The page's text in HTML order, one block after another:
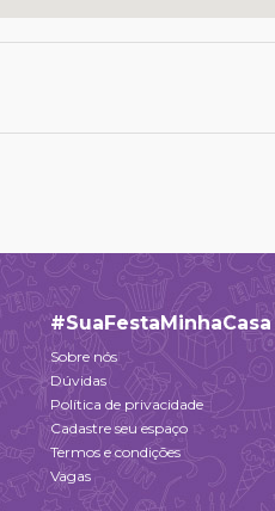
#SuaFestaMinhaCasa
Sobre nós
Dúvidas
Política de privacidade
Cadastre seu espaço
Termos e condições
Vagas